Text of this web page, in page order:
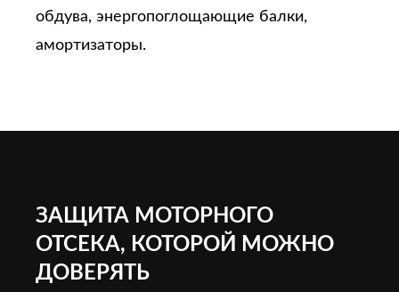
обдува, энергопоглощающие балки,
амортизаторы.
ЗАЩИТА МОТОРНОГО
ОТСЕКА, КОТОРОЙ МОЖНО
ДОВЕРЯТЬ